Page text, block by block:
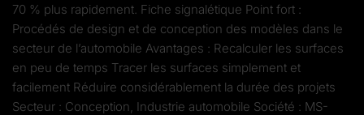
70 % plus rapidement. Fiche signalétique Point fort :
Procédés de design et de conception des modèles dans le
secteur de l’automobile Avantages : Recalculer les surfaces
en peu de temps Tracer les surfaces simplement et
facilement Réduire considérablement la durée des projets
Secteur : Conception, Industrie automobile Société : MS-